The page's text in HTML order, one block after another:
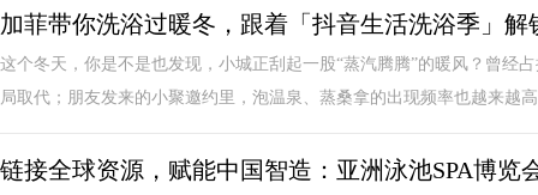
加菲带你洗浴过暖冬，跟着「抖音生活洗浴季」解
这个冬天，你是不是也发现，小城正刮起一股“蒸汽腾腾”的暖风？曾经
局取代；朋友发来的小聚邀约里，泡温泉、蒸桑拿的出现频率也越来越
链接全球资源，赋能中国智造：亚洲泳池SPA博览